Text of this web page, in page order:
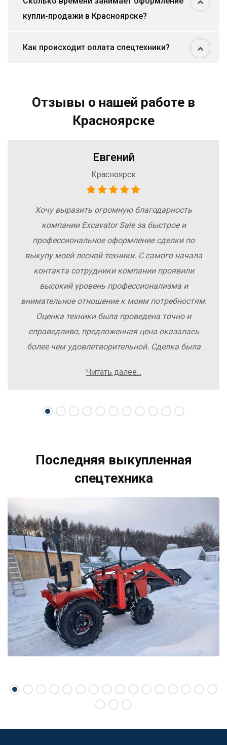
купли-продажи в Красноярске?
Как происходит оплата спецтехники?
Отзывы о нашей работе в
Красноярске
Евгений
Красноярск
Хочу выразить огромную благодарность
компании Excavator Sale за быстрое и
профессиональное оформление сделки по
выкупу моей лесной техники. С самого начала
контакта сотрудники компании проявили
высокий уровень профессионализма и
внимательное отношение к моим потребностям.
Оценка техники была проведена точно и
справедливо, предложенная цена оказалась
более чем удовлетворительной. Сделка была
осложнений. Рекомендую компанию Excavator
свою спецтехнику.
Читать далее...
Последняя выкупленная
спецтехника